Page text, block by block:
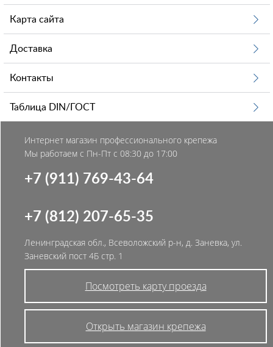
Карта сайта
Доставка
Контакты
Таблица DIN/ГОСТ
Интернет магазин профессионального крепежа
Мы работаем с Пн-Пт с 08:30 до 17:00
+7 (911) 769-43-64
+7 (812) 207-65-35
Ленинградская обл., Всеволожский р-н, д. Заневка, ул.
Заневский пост 4Б стр. 1
Посмотреть карту проезда
Открыть магазин крепежа